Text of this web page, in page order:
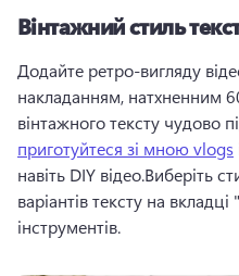
Вінтажний стиль
Додайте ретро-вигляду
накладанням, натхненним
вінтажного тексту чудово
приготуйтеся зі мною vlogs
навіть DIY відео.Виберіть
варіантів тексту на
інструментів.